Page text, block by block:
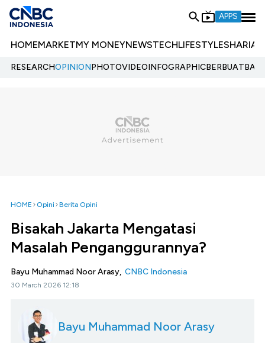
APPS
HOMEMARKETMY MONEYNEWSTECHLIFESTYLESHARIA
RESEARCHOPINIONPHOTOVIDEOINFOGRAPHIC
HOME Opini Berita Opini
Bisakah Jakarta Mengatasi
Masalah Penganggurannya?
Bayu Muhammad Noor Arasy, CNBC Indonesia
30 March 2026 12:18
Bayu Muhammad Noor Arasy